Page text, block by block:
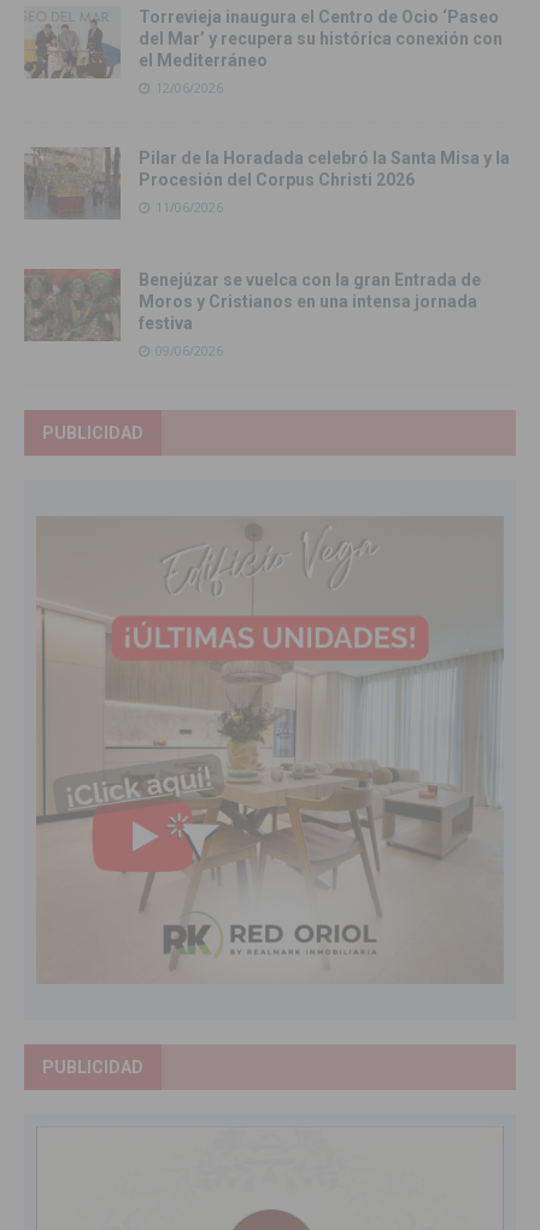
Torrevieja inaugura el Centro de Ocio ‘Paseo
del Mar’ y recupera su histórica conexión con
el Mediterráneo
12/06/2026
Pilar de la Horadada celebró la Santa Misa y la
Procesión del Corpus Christi 2026
11/06/2026
Benejúzar se vuelca con la gran Entrada de
Moros y Cristianos en una intensa jornada
festiva
09/06/2026
PUBLICIDAD
PUBLICIDAD